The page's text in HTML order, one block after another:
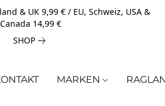
& UK 9,99 € / EU, Schweiz, USA &
Canada 14,99 €
SHOP
MARKEN